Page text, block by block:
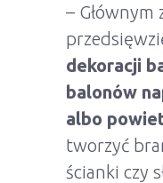
– Głównym
dekoracji
balonów
albo
tworzyć
ścianki czy